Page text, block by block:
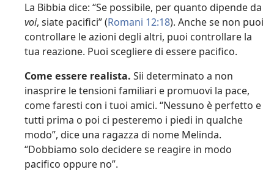
La Bibbia dice: “Se possibile, per quanto dipende da
voi, siate pacifici” (Romani 12:18). Anche se non puoi
controllare le azioni degli altri, puoi controllare la
tua reazione. Puoi scegliere di essere pacifico.
Come essere realista. Sii determinato a non
inasprire le tensioni familiari e promuovi la pace,
come faresti con i tuoi amici. “Nessuno è perfetto e
tutti prima o poi ci pesteremo i piedi in qualche
modo”, dice una ragazza di nome Melinda.
“Dobbiamo solo decidere se reagire in modo
pacifico oppure no”.